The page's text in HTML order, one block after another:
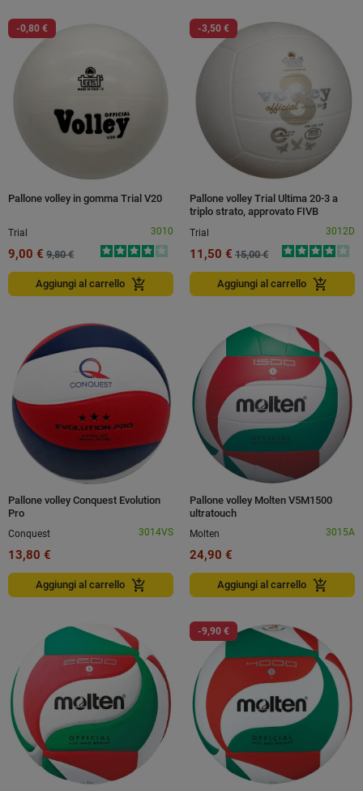
-0,80 €
Pallone volley in gomma Trial V20
Trial 3010
9,00 € 9,80 €
Aggiungi al carrello add_shopping_cart
-3,50 €
Pallone volley Trial Ultima 20-3 a
triplo strato, approvato FIVB
Trial
3012D
11,50 € 15,00 €
Aggiungi al carrello add_shopping_cart
Pallone volley Conquest Evolution
Pro
Conquest
3014VS
13,80 €
Aggiungi al carrello add_shopping_cart
Pallone volley Molten V5M1500
ultratouch
Molten
3015A
24,90 €
Aggiungi al carrello add_shopping_cart
-9,90 €